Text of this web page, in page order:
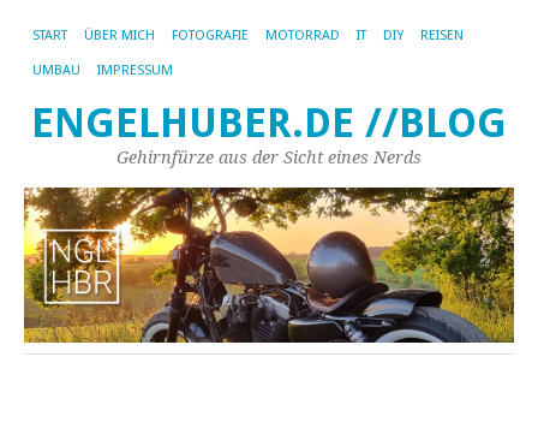
START ÜBER MICH FOTOGRAFIE MOTORRAD IT DIY REISEN
UMBAU IMPRESSUM
ENGELHUBER.DE //BLOG
Gehirnfürze aus der Sicht eines Nerds